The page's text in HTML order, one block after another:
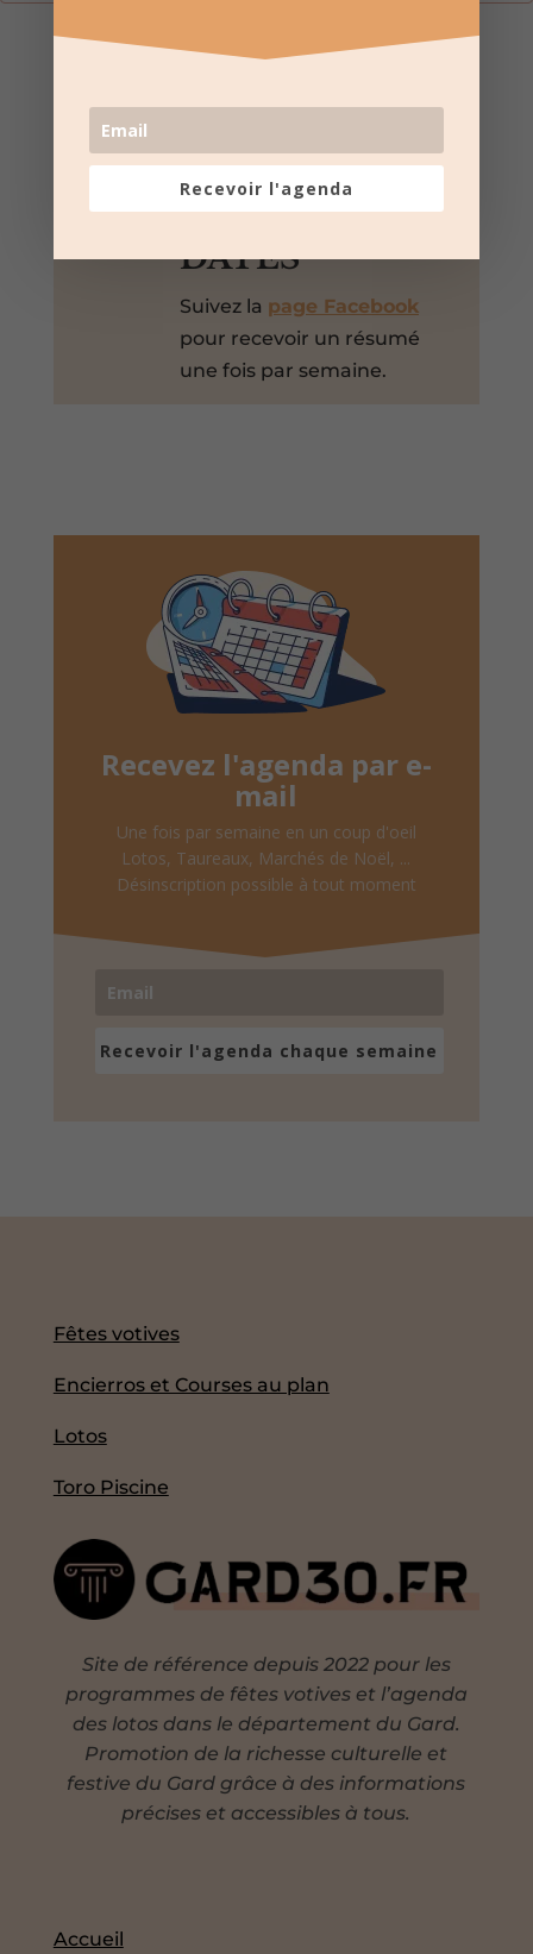
 LES
PROCHAINES
DATES
Suivez la page Facebook
pour recevoir un résumé
une fois par semaine.
Recevez l'agenda par e-
mail
Une fois par semaine en un coup d'oeil
Lotos, Taureaux, Marchés de Noël, ...
Désinscription possible à tout moment
Recevoir l'agenda chaque semaine
Fêtes votives
Encierros et Courses au plan
Lotos
Toro Piscine
Site de référence depuis 2022 pour les
programmes de fêtes votives et l’agenda
des lotos dans le département du Gard.
Promotion de la richesse culturelle et
festive du Gard grâce à des informations
précises et accessibles à tous.
Accueil
Recevoir l'agenda